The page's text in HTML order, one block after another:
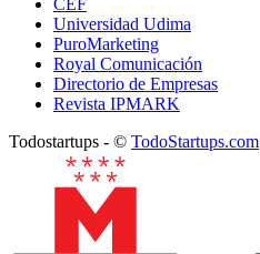
Universidad Udima
PuroMarketing
Royal Comunicación
Directorio de Empresas
Revista IPMARK
Todostartups - © TodoStartups.com